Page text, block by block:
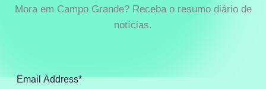
Mora em Campo Grande? Receba o resumo diário de
notícias.